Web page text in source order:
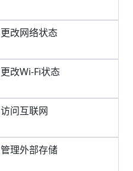
更改网络状态
更改Wi-Fi状态
访问互联网
管理外部存储